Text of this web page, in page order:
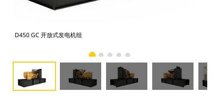
D450 GC 开放式发电机组